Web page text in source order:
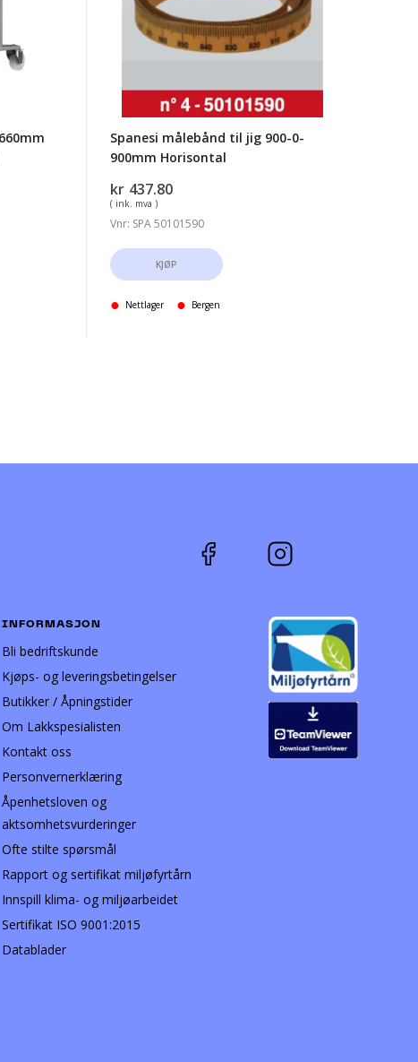
900-
Spanesi målebånd til jig 900-0-
900mm Horisontal
kr 437.80
( ink. mva )
Vnr: SPA 50101590
KJØP
Nettlager Bergen
INFORMASJON
Bli bedriftskunde
Kjøps- og leveringsbetingelser
Butikker / Åpningstider
Om Lakkspesialisten
Kontakt oss
Personvernerklæring
Åpenhetsloven og
aktsomhetsvurderinger
Ofte stilte spørsmål
Rapport og sertifikat miljøfyrtårn
Innspill klima- og miljøarbeidet
Sertifikat ISO 9001:2015
Datablader